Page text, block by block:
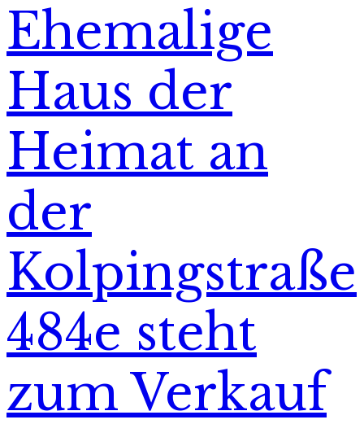
Ehemalige
Haus der
Heimat an
der
Kolpingstraße
484e steht
zum Verkauf